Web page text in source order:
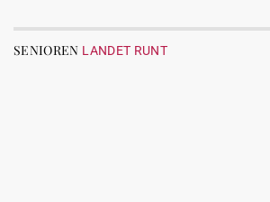
SENIOREN LANDET RUNT